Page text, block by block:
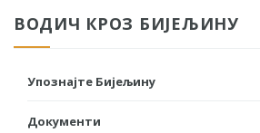
ВОДИЧ КРОЗ БИЈЕЉИНУ
Упознајте Бијељину
Документи